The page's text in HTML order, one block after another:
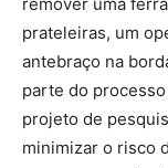
prateleiras, um
antebraço na
parte do
projeto de
minimizar o risco